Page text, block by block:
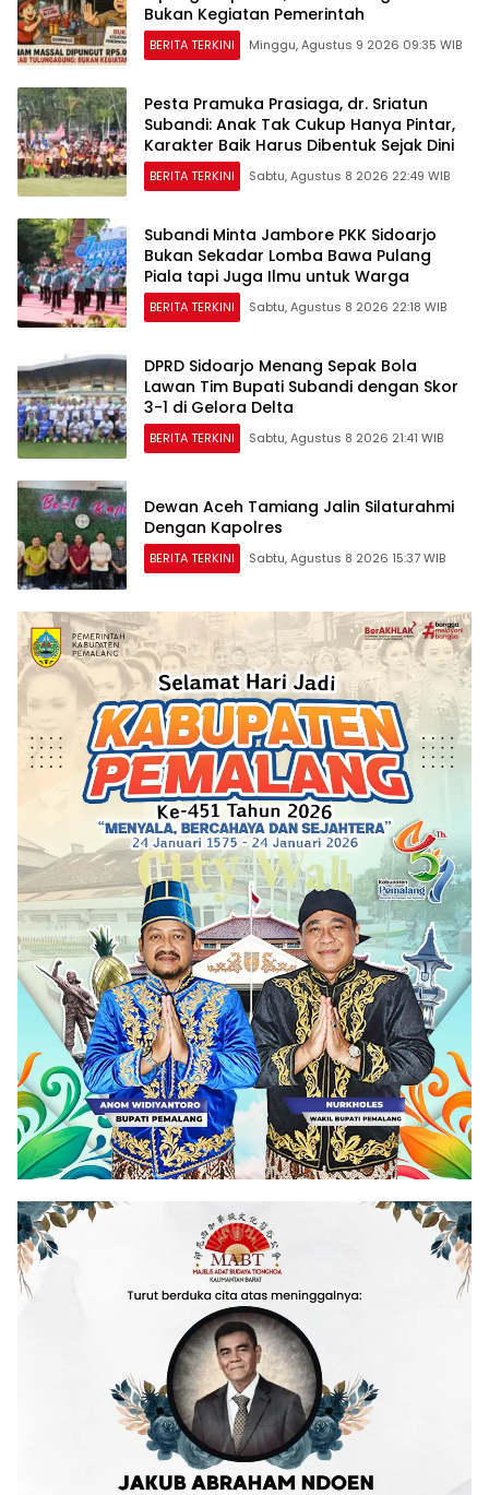
Bukan Kegiatan Pemerintah
BERITA TERKINI Minggu, Agustus 9 2026 09:35 WIB
Pesta Pramuka Prasiaga, dr. Sriatun
Subandi: Anak Tak Cukup Hanya Pintar,
Karakter Baik Harus Dibentuk Sejak Dini
BERITA TERKINI Sabtu, Agustus 8 2026 22:49 WIB
Subandi Minta Jambore PKK Sidoarjo
Bukan Sekadar Lomba Bawa Pulang
Piala tapi Juga Ilmu untuk Warga
BERITA TERKINI Sabtu, Agustus 8 2026 22:18 WIB
DPRD Sidoarjo Menang Sepak Bola
Lawan Tim Bupati Subandi dengan Skor
3-1 di Gelora Delta
BERITA TERKINI Sabtu, Agustus 8 2026 21:41 WIB
Dewan Aceh Tamiang Jalin Silaturahmi
Dengan Kapolres
BERITA TERKINI Sabtu, Agustus 8 2026 15:37 WIB